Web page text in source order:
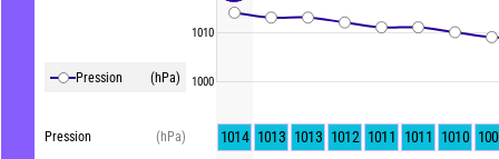
Pression (hPa)
Pression (hPa)
1010
1000
1014 1013 1013 1012 1011 1011 1010